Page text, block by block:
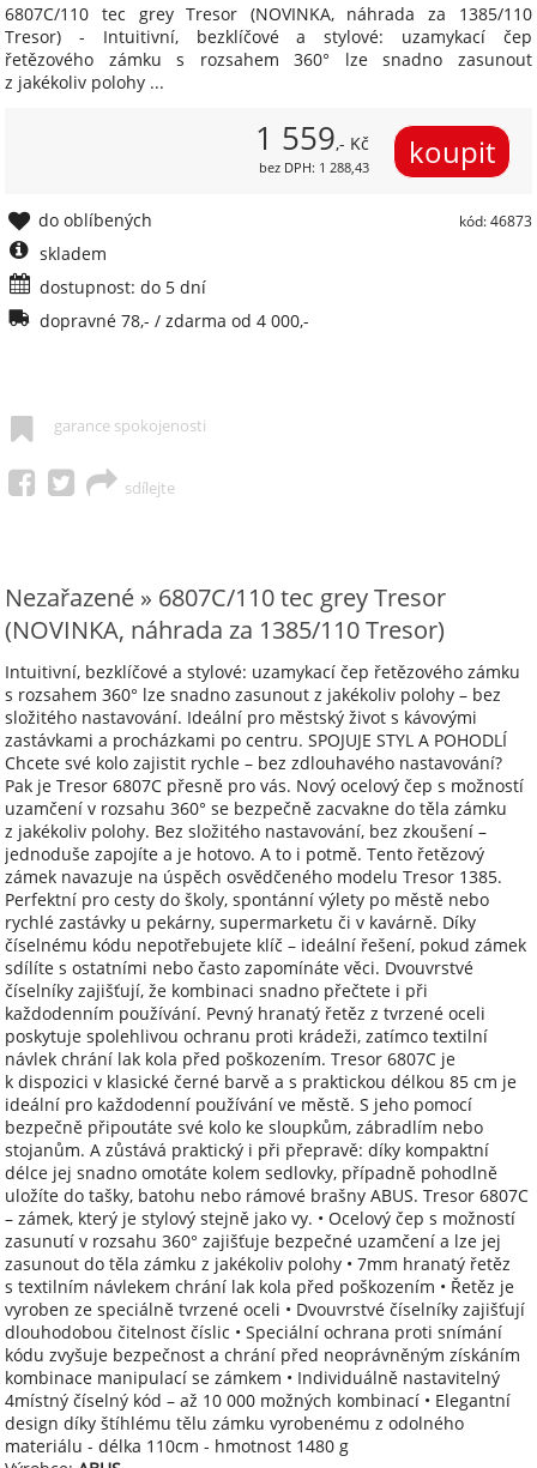
6807C/110 tec grey Tresor (NOVINKA, náhrada za 1385/110
Tresor) - Intuitivní, bezklíčové a stylové: uzamykací čep
řetězového zámku s rozsahem 360° lze snadno zasunout
z jakékoliv polohy ...
1 559,- Kč
bez DPH: 1 288,43
kód: 46873
do oblíbených
skladem
dostupnost: do 5 dní
dopravné 78,- / zdarma od 4 000,-
garance spokojenosti
sdílejte
Nezařazené » 6807C/110 tec grey Tresor
(NOVINKA, náhrada za 1385/110 Tresor)
Intuitivní, bezklíčové a stylové: uzamykací čep řetězového zámku
s rozsahem 360° lze snadno zasunout z jakékoliv polohy – bez
složitého nastavování. Ideální pro městský život s kávovými
zastávkami a procházkami po centru. SPOJUJE STYL A POHODLÍ
Chcete své kolo zajistit rychle – bez zdlouhavého nastavování?
Pak je Tresor 6807C přesně pro vás. Nový ocelový čep s možností
uzamčení v rozsahu 360° se bezpečně zacvakne do těla zámku
z jakékoliv polohy. Bez složitého nastavování, bez zkoušení –
jednoduše zapojíte a je hotovo. A to i potmě. Tento řetězový
zámek navazuje na úspěch osvědčeného modelu Tresor 1385.
Perfektní pro cesty do školy, spontánní výlety po městě nebo
rychlé zastávky u pekárny, supermarketu či v kavárně. Díky
číselnému kódu nepotřebujete klíč – ideální řešení, pokud zámek
sdílíte s ostatními nebo často zapomínáte věci. Dvouvrstvé
číselníky zajišťují, že kombinaci snadno přečtete i při
každodenním používání. Pevný hranatý řetěz z tvrzené oceli
poskytuje spolehlivou ochranu proti krádeži, zatímco textilní
návlek chrání lak kola před poškozením. Tresor 6807C je
k dispozici v klasické černé barvě a s praktickou délkou 85 cm je
ideální pro každodenní používání ve městě. S jeho pomocí
bezpečně připoutáte své kolo ke sloupkům, zábradlím nebo
stojanům. A zůstává praktický i při přepravě: díky kompaktní
délce jej snadno omotáte kolem sedlovky, případně pohodlně
uložíte do tašky, batohu nebo rámové brašny ABUS. Tresor 6807C
– zámek, který je stylový stejně jako vy. • Ocelový čep s možností
zasunutí v rozsahu 360° zajišťuje bezpečné uzamčení a lze jej
zasunout do těla zámku z jakékoliv polohy • 7mm hranatý řetěz
s textilním návlekem chrání lak kola před poškozením • Řetěz je
vyroben ze speciálně tvrzené oceli • Dvouvrstvé číselníky zajišťují
dlouhodobou čitelnost číslic • Speciální ochrana proti snímání
kódu zvyšuje bezpečnost a chrání před neoprávněným získáním
kombinace manipulací se zámkem • Individuálně nastavitelný
4místný číselný kód – až 10 000 možných kombinací • Elegantní
design díky štíhlému tělu zámku vyrobenému z odolného
materiálu - délka 110cm - hmotnost 1480 g